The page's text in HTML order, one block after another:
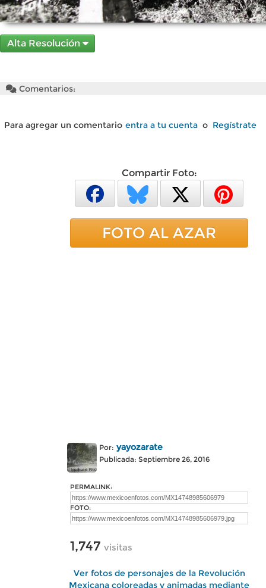
Alta Resolución
Comentarios:
Para agregar un comentario entra a tu cuenta o Regístrate
Compartir Foto:
FOTO AL AZAR
Por: yayozarate
Publicada: Septiembre 26, 2016
PERMALINK:
FOTO:
1,747 visitas
Ver fotos de personajes de la Revolución
Mexicana coloreadas y animadas mediante